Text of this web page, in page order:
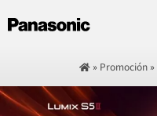
» Promoción »